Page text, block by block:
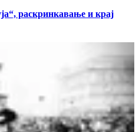
раскринкавање и крај